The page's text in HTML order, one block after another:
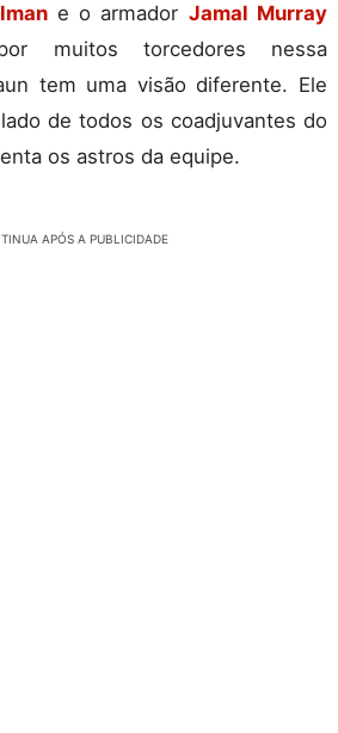
e o armador Jamal Murray
muitos torcedores nessa
tem uma visão diferente. Ele
de todos os coadjuvantes do
os astros da equipe.
APÓS A PUBLICIDADE